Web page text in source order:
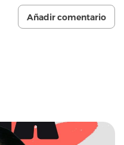
Añadir comentario